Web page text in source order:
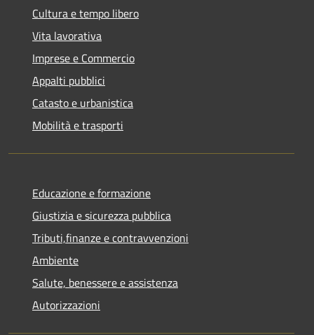
Cultura e tempo libero
Vita lavorativa
Imprese e Commercio
Appalti pubblici
Catasto e urbanistica
Mobilità e trasporti
Educazione e formazione
Giustizia e sicurezza pubblica
Tributi,finanze e contravvenzioni
Ambiente
Salute, benessere e assistenza
Autorizzazioni